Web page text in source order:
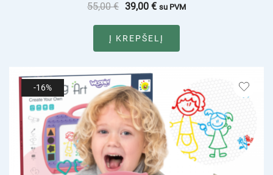
55,00€ 39,00 € su PVM
Į KREPŠELĮ
-16%